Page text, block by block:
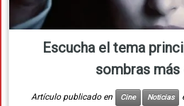
Escucha el tema
sombras más
Artículo publicado en Cine Noticias